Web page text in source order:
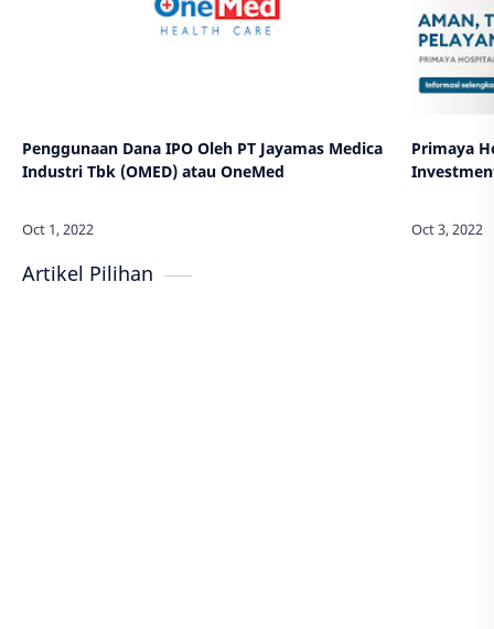
Penggunaan Dana IPO Oleh PT Jayamas Medica
Industri Tbk (OMED) atau OneMed
Primaya
Artikel Pilihan